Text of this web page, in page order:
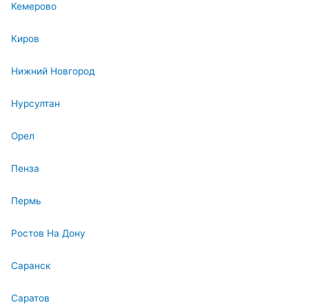
Кемерово
Киров
Нижний Новгород
Нурсултан
Орел
Пенза
Пермь
Ростов На Дону
Саранск
Саратов